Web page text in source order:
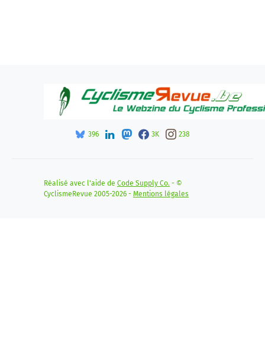
396 3K 238
Réalisé avec l'aide de Code Supply Co. - ©
CyclismeRevue 2005-2026 - Mentions légales